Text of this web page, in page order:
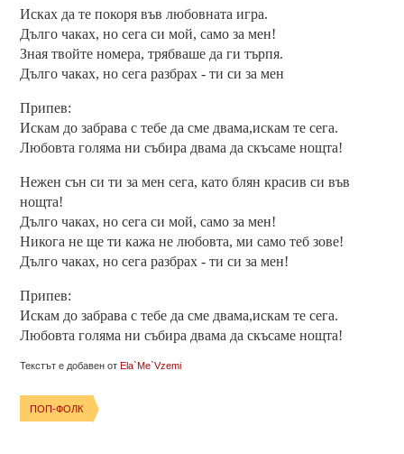
Исках да те покоря във любовната игра.
Дълго чаках, но сега си мой, само за мен!
Зная твойте номера, трябваше да ги търпя.
Дълго чаках, но сега разбрах - ти си за мен
Припев:
Искам до забрава с тебе да сме двама,искам те сега.
Любовта голяма ни събира двама да скъсаме нощта!
Нежен сън си ти за мен сега, като блян красив си във
нощта!
Дълго чаках, но сега си мой, само за мен!
Никога не ще ти кажа не любовта, ми само теб зове!
Дълго чаках, но сега разбрах - ти си за мен!
Припев:
Искам до забрава с тебе да сме двама,искам те сега.
Любовта голяма ни събира двама да скъсаме нощта!
Текстът е добавен отEla`Me`Vzemi
ПОП-ФОЛК